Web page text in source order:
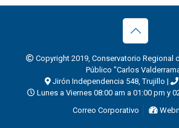
Copyright 2019, Conservatorio Regional
Público "Carlos
Jirón Independencia 548, Trujillo |
Lunes a Viernes 08:00 am a 01:00 pm y
Correo Corporativo